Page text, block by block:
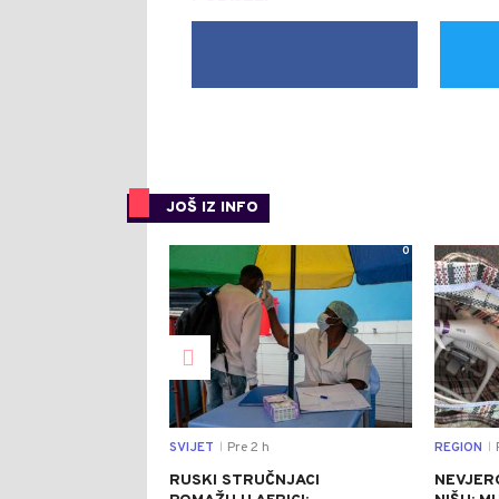
JOŠ IZ INFO
0
SVIJET Pre 2 h
RUSKI STRUČNJACI
REGION